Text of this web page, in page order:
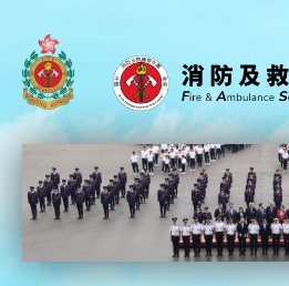
跳到内容（按回车键）
A A A
关于我们